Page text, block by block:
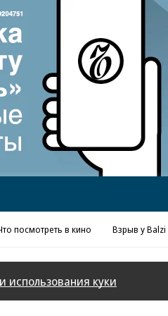
посмотреть в кино Взрыв у Balzi
использования куки